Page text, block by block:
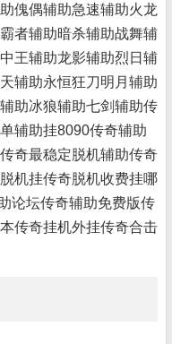
傀偶辅助急速辅助火龙
者辅助暗杀辅助战舞辅
王辅助龙影辅助烈日辅
辅助永恒狂刀明月辅助
助冰狼辅助七剑辅助传
辅助挂8090传奇辅助
奇最稳定脱机辅助传奇
机挂传奇脱机收费挂哪
论坛传奇辅助免费版传
传奇挂机外挂传奇合击